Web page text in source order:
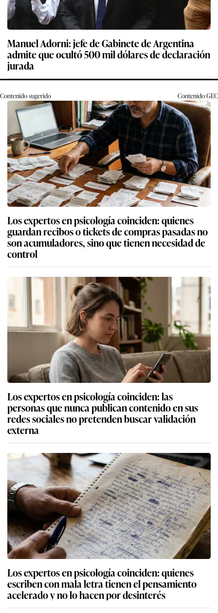
Manuel Adorni: jefe de Gabinete de Argentina
admite que ocultó 500 mil dólares de declaración
jurada
Contenido sugerido ContenidoGEC
Los expertos en psicología coinciden: quienes
guardan recibos o tickets de compras pasadas no
son acumuladores, sino que tienen necesidad de
control
Los expertos en psicología coinciden: las
personas que nunca publican contenido en sus
redes sociales no pretenden buscar validación
externa
Los expertos en psicología coinciden: quienes
escriben con mala letra tienen el pensamiento
acelerado y no lo hacen por desinterés